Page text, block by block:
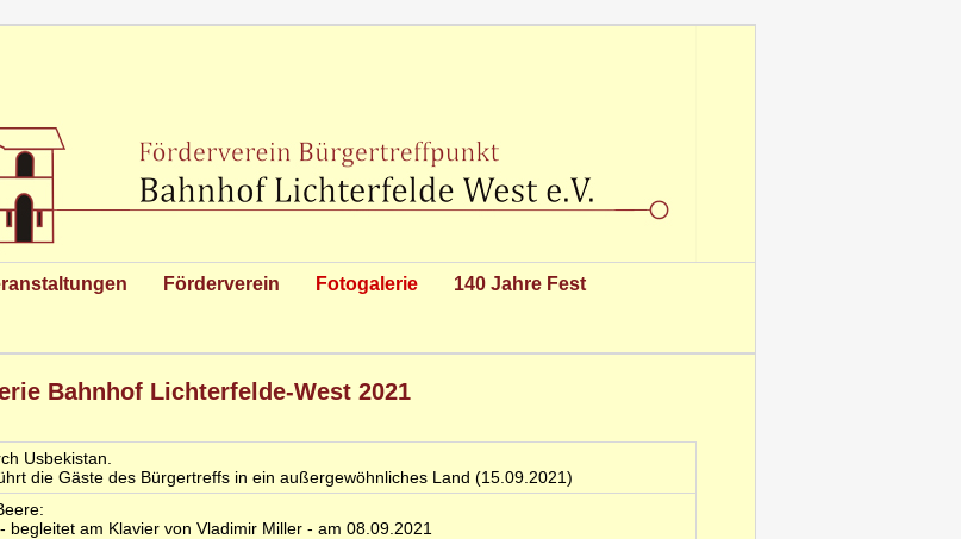
Förderverein Fotogalerie 140 Jahre Fest
Bahnhof Lichterfelde-West 2021
Usbekistan.
die Gäste des Bürgertreffs in ein außergewöhnliches Land (15.09.2021)
begleitet am Klavier von Vladimir Miller - am 08.09.2021